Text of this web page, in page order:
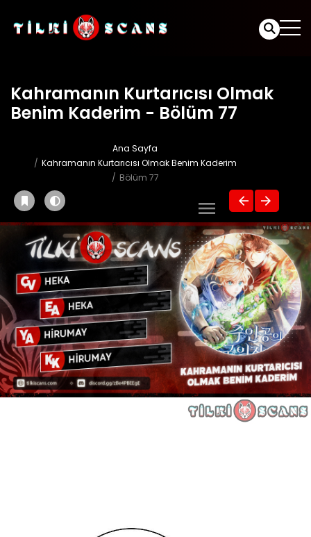
Kahramanın Kurtarıcısı Olmak
Benim Kaderim - Bölüm 77
Ana Sayfa
Kahramanın Kurtarıcısı Olmak Benim Kaderim
Bölüm 77